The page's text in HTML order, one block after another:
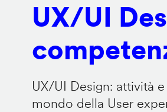
UX/UI
UX/UI Design: attività
mondo della User